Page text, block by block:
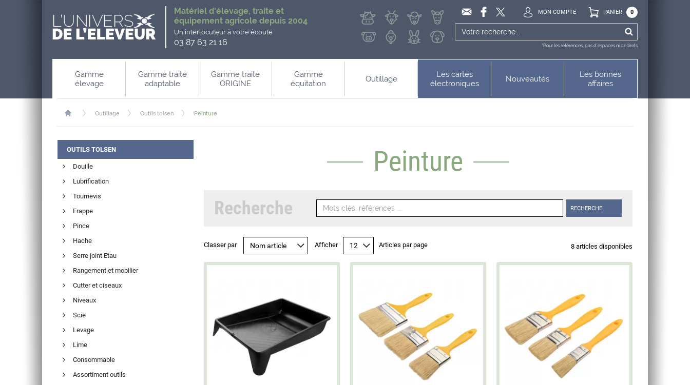
Matériel d'élevage, traite et
équipement agricole depuis 2004
Un interlocuteur à votre écoute
03 87 63 21 16
MON COMPTE 0
PANIER
*Pour les références, pas d’espaces ni de tirets
Gamme
élevage
Gamme traite
adaptable
Gamme traite
ORIGINE
Gamme
équitation
Outillage
Les cartes
électroniques
Nouveautés
Les bonnes
affaires
Outillage Outils tolsen Peinture
Peinture
Recherche RECHERCHE
Classer par Afficher Articles par page 8 articles disponibles
OUTILS TOLSEN
Douille
Lubrification
Tournevis
Frappe
Pince
Hache
Serre joint Etau
Rangement et mobilier
Cutter et ciseaux
Niveaux
Scie
Levage
Lime
Consommable
Assortiment outils